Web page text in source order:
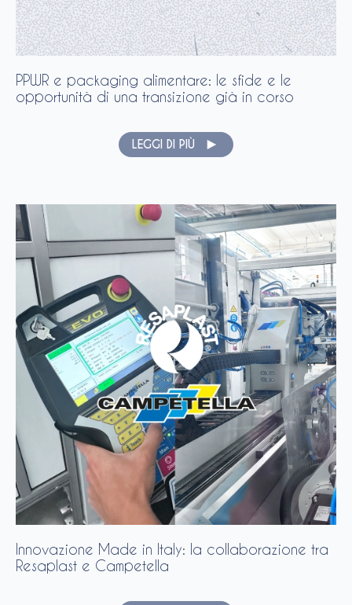
PPWR e packaging alimentare: le sfide e le
opportunità di una transizione già in corso
LEGGI DI PIÙ
Innovazione Made in Italy: la collaborazione tra
Resaplast e Campetella